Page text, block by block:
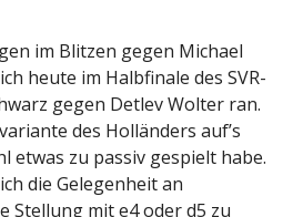
im Blitzen gegen Michael
heute im Halbfinale des SVR-
gegen Detlev Wolter ran.
des Holländers auf’s
etwas zu passiv gespielt habe.
die Gelegenheit an
Stellung mit e4 oder d5 zu